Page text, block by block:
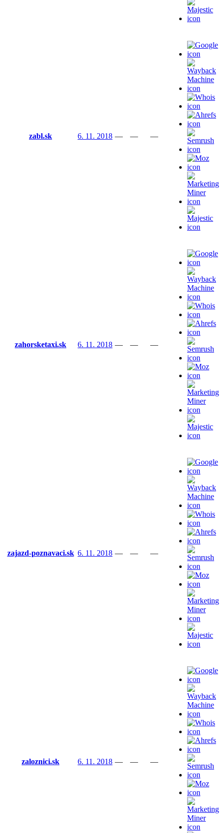
zabl.sk 6. 11. 2018 — — —
zahorsketaxi.sk 6. 11. 2018 — — —
zajazd-poznavaci.sk 6. 11. 2018 — — —
zaloznici.sk 6. 11. 2018 — — —